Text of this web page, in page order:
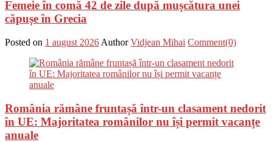
Femeie în comă 42 de zile după mușcătura unei
căpușe în Grecia
Posted on 1 august 2026 Author Vidjean Mihai Comment(0)
România rămâne fruntașă într-un clasament nedorit
în UE: Majoritatea românilor nu își permit vacanțe
anuale